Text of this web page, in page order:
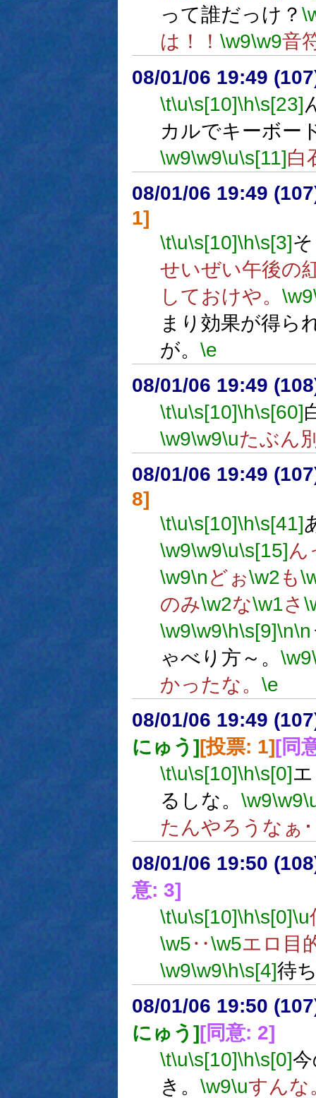
って誰だっけ？
は！！ \w9\w9音
08/01/06 19:49
\t\u\s[10]\h\s[23]
カルでキーボー
\w9\w9\u\s[11]白
08/01/06 19:49
1]
\t\u\s[10]\h\s[3]
せいぜい午後の
しておけや。 \w9
まり効果が得ら
が。 \e
08/01/06 19:49
\t\u\s[10]\h\s[60]
\w9\w9\uたぶん
08/01/06 19:49
8]
\t\u\s[10]\h\s[41]
\w9\w9\u\s[15]ん
\w9\nどぉ\w2も
のみ\w2な\w1さ
\w9\w9\h\s[9]\n\n
ゃべり方～。 \w9
かったな。 \e
08/01/06 19:49
にゅう] [投票: 1] [同
\t\u\s[10]\h\s[0]
るしな。 \w9\w9
たんやろうなぁ･
08/01/06 19:50
意: 3]
\t\u\s[10]\h\s[0]\u
\w5‥\w5エロ目
\w9\w9\h\s[4]待
08/01/06 19:50
にゅう][同意: 2]
\t\u\s[10]\h\s[0]
き。 \w9\uすんな